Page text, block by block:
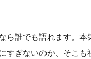
ら誰でも語れます。
すぎないのか、そこ